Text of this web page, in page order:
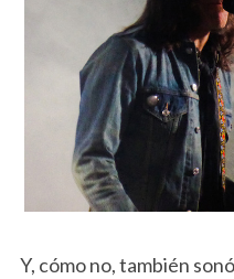
Y, cómo no, también